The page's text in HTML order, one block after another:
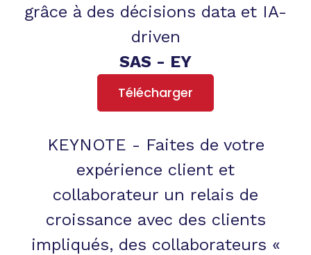
grâce à des décisions data et IA-
driven
SAS - EY
Télécharger
KEYNOTE - Faites de votre
expérience client et
collaborateur un relais de
croissance avec des clients
impliqués, des collaborateurs «